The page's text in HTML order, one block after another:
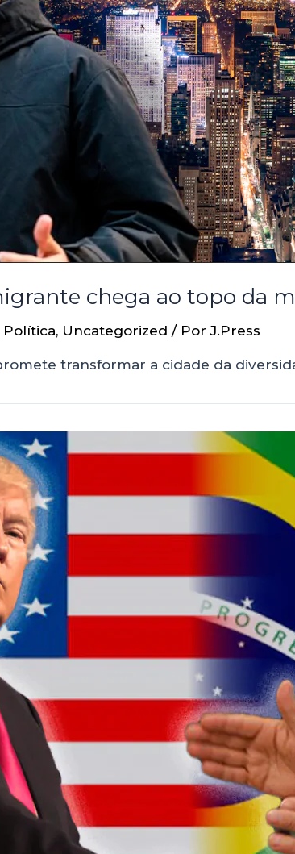
chega ao topo da
Política, Uncategorized / PorJ.Press
transformar a cidade da